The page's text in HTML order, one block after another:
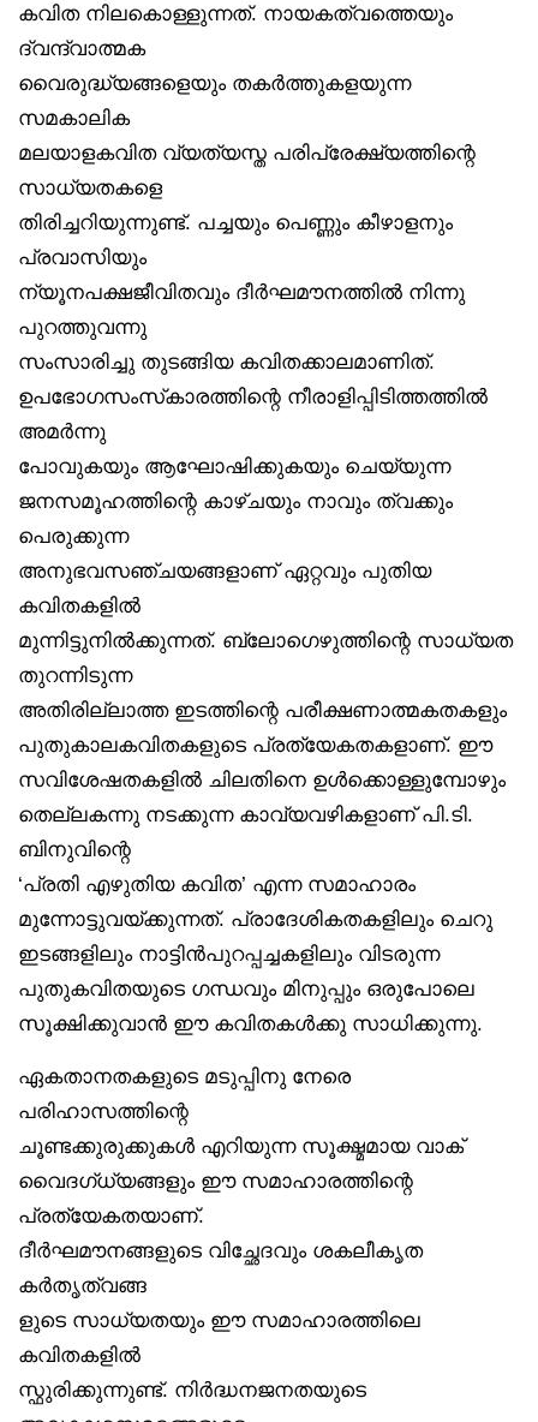
കവിത നിലകൊള്ളുന്നത്. നായകത്വത്തെയും
ദ്വന്ദ്വാത്മക
വൈരുദ്ധ്യങ്ങളെയും തകർത്തുകളയുന്ന
സമകാലിക
മലയാളകവിത വ്യത്യസ്ത പരിപ്രേക്ഷ്യത്തിന്റെ
സാധ്യതകളെ
തിരിച്ചറിയുന്നുണ്ട്. പച്ചയും പെണ്ണും കീഴാളനും
പ്രവാസിയും
ന്യൂനപക്ഷജീവിതവും ദീർഘമൗനത്തിൽ നിന്നു
പുറത്തുവന്നു
സംസാരിച്ചു തുടങ്ങിയ കവിതക്കാലമാണിത്.
ഉപഭോഗസംസ്‌കാരത്തിന്റെ നീരാളിപ്പിടിത്തത്തിൽ
അമർന്നു
പോവുകയും ആഘോഷിക്കുകയും ചെയ്യുന്ന
ജനസമൂഹത്തിന്റെ കാഴ്ചയും നാവും ത്വക്കും
പെരുക്കുന്ന
അനുഭവസഞ്ചയങ്ങളാണ് ഏറ്റവും പുതിയ
കവിതകളിൽ
മുന്നിട്ടുനിൽക്കുന്നത്. ബ്ലോഗെഴുത്തിന്റെ സാധ്യത
തുറന്നിടുന്ന
അതിരില്ലാത്ത ഇടത്തിന്റെ പരീക്ഷണാത്മകതകളും
പുതുകാലകവിതകളുടെ പ്രത്യേകതകളാണ്. ഈ
സവിശേഷതകളിൽ ചിലതിനെ ഉൾക്കൊള്ളുമ്പോഴും
തെല്ലകന്നു നടക്കുന്ന കാവ്യവഴികളാണ് പി.ടി.
ബിനുവിന്റെ
‘പ്രതി എഴുതിയ കവിത’ എന്ന സമാഹാരം
മുന്നോട്ടുവയ്ക്കുന്നത്. പ്രാദേശികതകളിലും ചെറു
ഇടങ്ങളിലും നാട്ടിൻപുറപ്പച്ചകളിലും വിടരുന്ന
പുതുകവിതയുടെ ഗന്ധവും മിനുപ്പും ഒരുപോലെ
സൂക്ഷിക്കുവാൻ ഈ കവിതകൾക്കു സാധിക്കുന്നു.
ഏകതാനതകളുടെ മടുപ്പിനു നേരെ
പരിഹാസത്തിന്റെ
ചൂണ്ടക്കുരുക്കുകൾ എറിയുന്ന സൂക്ഷ്മമായ വാക്
വൈദഗ്ധ്യങ്ങളും ഈ സമാഹാരത്തിന്റെ
പ്രത്യേകതയാണ്.
ദീർഘമൗനങ്ങളുടെ വിച്ഛേദവും ശകലീകൃത
കർതൃത്വങ്ങ
ളുടെ സാധ്യതയും ഈ സമാഹാരത്തിലെ
കവിതകളിൽ
സ്ഫുരിക്കുന്നുണ്ട്. നിർദ്ധനജനതയുടെ